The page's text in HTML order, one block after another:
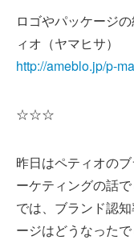
ロゴやパッケージ
ィオ（ヤマヒサ）
http://ameblo.jp/p-
☆☆☆
昨日はペティオの
ーケティングの話で
では、ブランド認
ージはどうなったで